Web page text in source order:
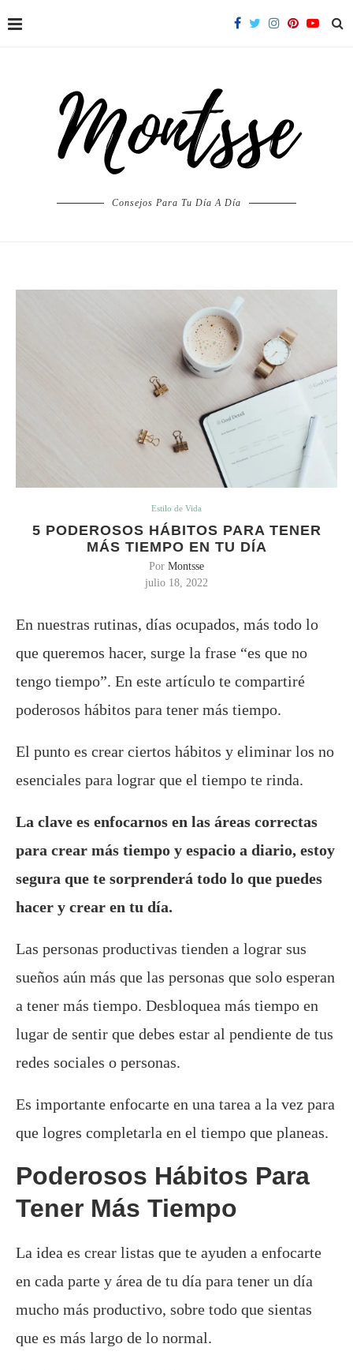
Consejos Para Tu Día A Día
Estilo de Vida
5 PODEROSOS HÁBITOS PARA TENER
MÁS TIEMPO EN TU DÍA
Por Montsse
julio 18, 2022
En nuestras rutinas, días ocupados, más todo lo
que queremos hacer, surge la frase “es que no
tengo tiempo”. En este artículo te compartiré
poderosos hábitos para tener más tiempo.
El punto es crear ciertos hábitos y eliminar los no
esenciales para lograr que el tiempo te rinda.
La clave es enfocarnos en las áreas correctas
para crear más tiempo y espacio a diario, estoy
segura que te sorprenderá todo lo que puedes
hacer y crear en tu día.
Las personas productivas tienden a lograr sus
sueños aún más que las personas que solo esperan
a tener más tiempo. Desbloquea más tiempo en
lugar de sentir que debes estar al pendiente de tus
redes sociales o personas.
Es importante enfocarte en una tarea a la vez para
que logres completarla en el tiempo que planeas.
Poderosos Hábitos Para
Tener Más Tiempo
La idea es crear listas que te ayuden a enfocarte
en cada parte y área de tu día para tener un día
mucho más productivo, sobre todo que sientas
que es más largo de lo normal.